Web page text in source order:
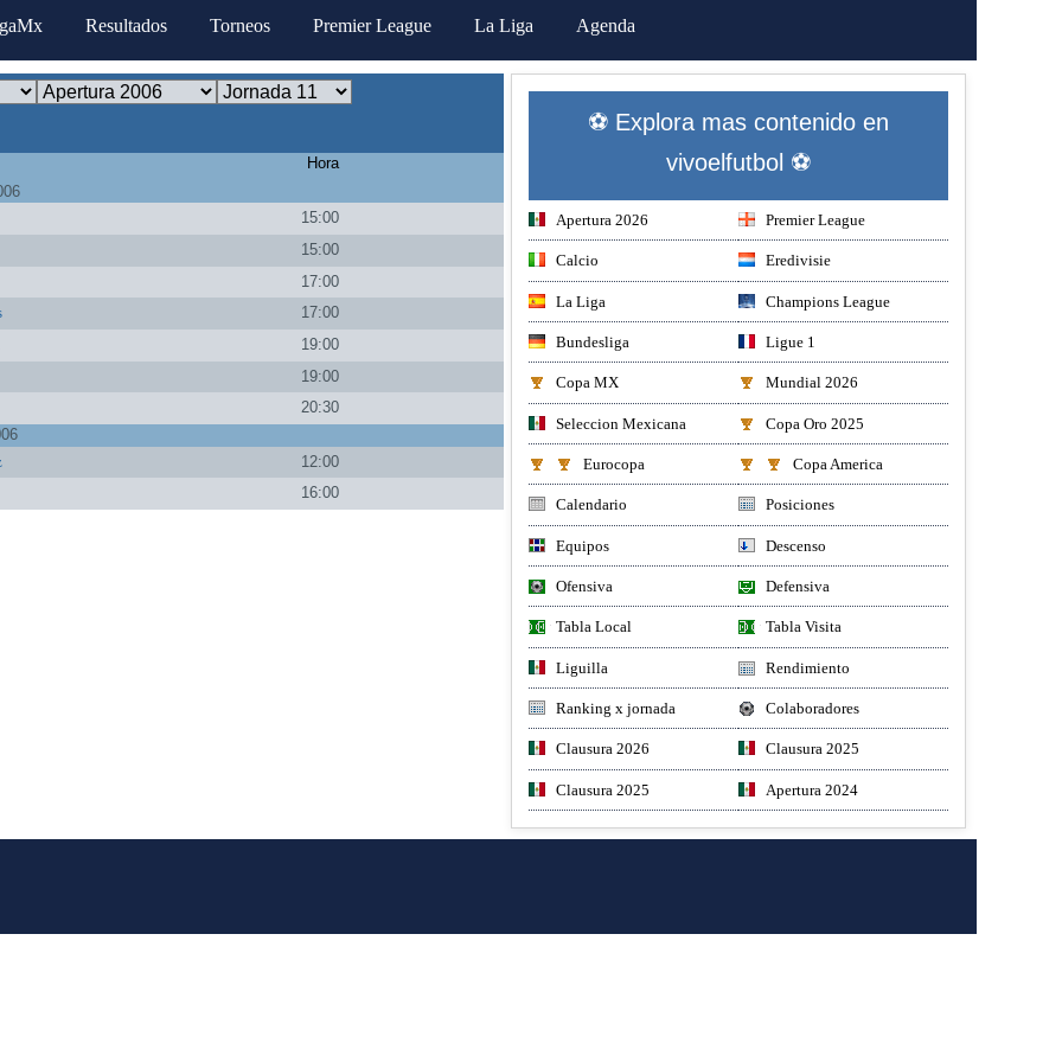
Resultados Torneos Premier League La Liga Agenda
Hora
15:00
15:00
17:00
17:00
19:00
19:00
20:30
12:00
16:00
⚽ Explora mas contenido en
vivoelfutbol ⚽
Apertura 2026 Premier League
Calcio Eredivisie
La Liga Champions League
Bundesliga Ligue 1
Copa MX Mundial 2026
Seleccion Mexicana Copa Oro 2025
Eurocopa Copa America
Calendario Posiciones
Equipos Descenso
Ofensiva Defensiva
Tabla Local Tabla Visita
Liguilla Rendimiento
Ranking x jornada Colaboradores
Clausura 2026 Clausura 2025
Clausura 2025 Apertura 2024